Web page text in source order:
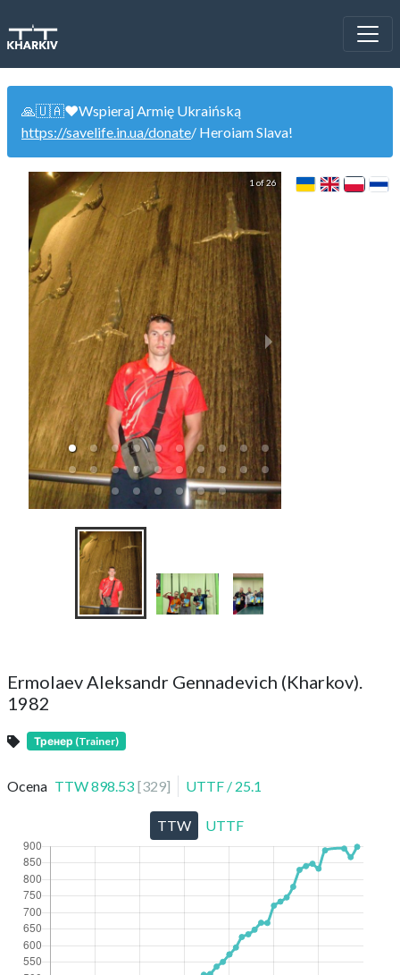
🙏🇺🇦❤️Wspieraj Armię Ukraińską
https://savelife.in.ua/donate/ Heroiam Slava!
1 of 26
Ermolaev Aleksandr Gennadevich (Kharkov).
1982
Тренер (Trainer)
Ocena TTW898.53 [329] UTTF / 25.1
TTW UTTF